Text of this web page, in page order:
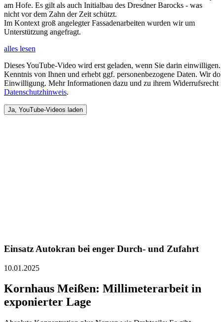
am Hofe. Es gilt als auch Initialbau des Dresdner Barocks - was
nicht vor dem Zahn der Zeit schützt.
Im Kontext groß angelegter Fassadenarbeiten wurden wir um
Unterstützung angefragt.
alles lesen
Dieses YouTube-Video wird erst geladen, wenn Sie darin
Kenntnis von Ihnen und erhebt ggf. personenbezogene Daten. Wir
Einwilligung. Mehr Informationen dazu und zu ihrem Widerrufsrecht
Datenschutzhinweis.
Einsatz Autokran bei enger Durch- und Zufahrt
10.01.2025
Kornhaus Meißen: Millimeterarbeit in
exponierter Lage